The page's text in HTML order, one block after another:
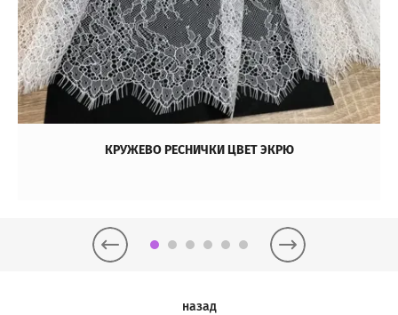
КРУЖЕВО РЕСНИЧКИ ЦВЕТ ЭКРЮ
назад